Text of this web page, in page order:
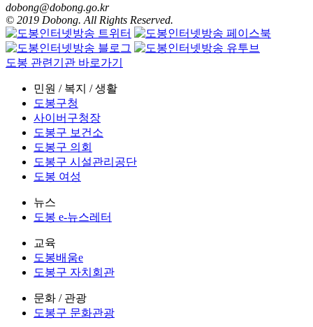
dobong@dobong.go.kr
© 2019 Dobong. All Rights Reserved.
도봉 관련기관 바로가기
민원 / 복지 / 생활
도봉구청
사이버구청장
도봉구 보건소
도봉구 의회
도봉구 시설관리공단
도봉 여성
뉴스
도봉 e-뉴스레터
교육
도봉배움e
도봉구 자치회관
문화 / 관광
도봉구 문화관광